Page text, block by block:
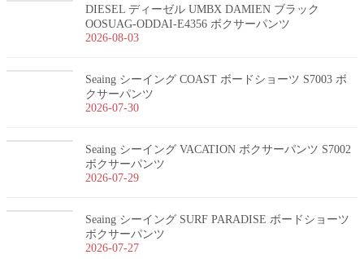
DIESEL ディーゼル UMBX DAMIEN ブラック
OOSUAG-ODDAI-E4356 ボクサーパンツ
2026-08-03
Seaing シーイング COAST ボードショーツ S7003 ボ
クサーパンツ
2026-07-30
Seaing シーイング VACATION ボクサーパンツ S7002
ボクサーパンツ
2026-07-29
Seaing シーイング SURF PARADISE ボードショーツ
ボクサーパンツ
2026-07-27